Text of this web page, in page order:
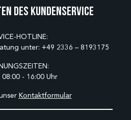
des Kundenservice
HOTLINE:
unter: +49 2336 – 8193175
- 16:00 Uhr
Kontaktformular